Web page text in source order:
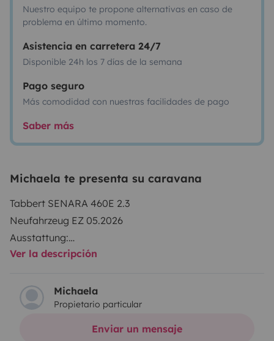
Nuestro equipo te propone alternativas en caso de
problema en último momento.
Asistencia en carretera 24/7
Disponible 24h los 7 días de la semana
Pago seguro
Más comodidad con nuestras facilidades de pago
Saber más
Michaela te presenta su caravana
Tabbert SENARA 460E 2.3
Neufahrzeug EZ 05.2026
Ausstattung:
-Klima
-Fahrradträger
-Garagenwagen links und rechts 80x80cm
-Aufbautüre Tabbert Premium
Ver la descripción
Michaela
Propietario particular
Enviar un mensaje